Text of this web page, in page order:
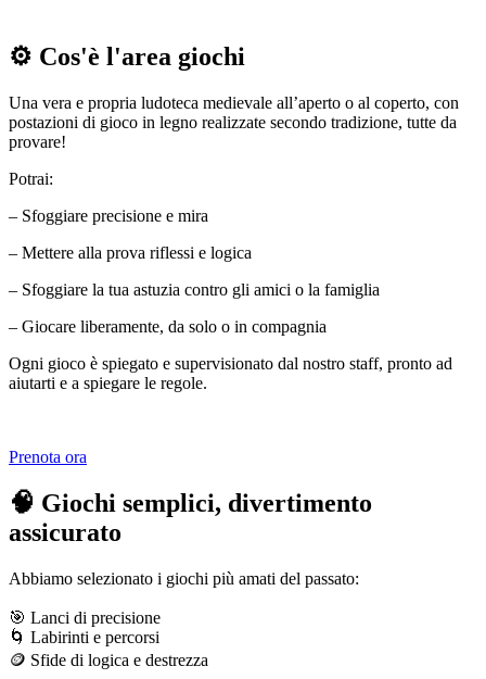
⚙️ Cos'è l'area giochi
Una vera e propria ludoteca medievale all’aperto o al coperto, con
postazioni di gioco in legno realizzate secondo tradizione, tutte da
provare!
Potrai:
– Sfoggiare precisione e mira
– Mettere alla prova riflessi e logica
– Sfoggiare la tua astuzia contro gli amici o la famiglia
– Giocare liberamente, da solo o in compagnia
Ogni gioco è spiegato e supervisionato dal nostro staff, pronto ad
aiutarti e a spiegare le regole.
Prenota ora
🧠 Giochi semplici, divertimento
assicurato
Abbiamo selezionato i giochi più amati del passato:
🎯 Lanci di precisione
🌀 Labirinti e percorsi
🪙 Sfide di logica e destrezza